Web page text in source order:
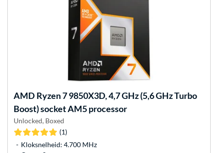
AMD Ryzen 7 9850X3D, 4,7 GHz (5,6 GHz Turbo
Boost) socket AM5 processor
Unlocked, Boxed
(1)
Kloksnelheid: 4.700 MHz